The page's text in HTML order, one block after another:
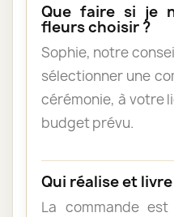
Que faire si je
fleurs choisir ?
Sophie, notre
sélectionner une
cérémonie, à votre
budget prévu.
Qui réalise et
La commande